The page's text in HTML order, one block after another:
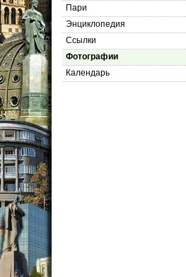
Пари
Энциклопедия
Cсылки
Фотографии
Календарь